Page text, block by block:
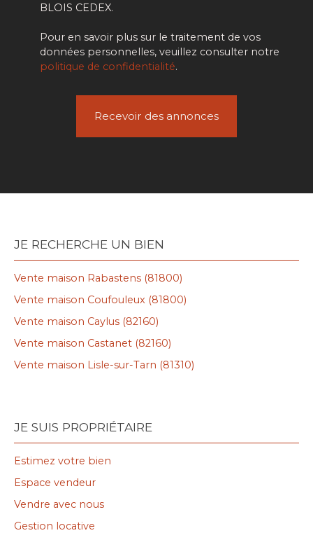
BLOIS CEDEX.
Pour en savoir plus sur le traitement de vos
données personnelles, veuillez consulter notre
politique de confidentialité.
Recevoir des annonces
JE RECHERCHE UN BIEN
Vente maison Rabastens (81800)
Vente maison Coufouleux (81800)
Vente maison Caylus (82160)
Vente maison Castanet (82160)
Vente maison Lisle-sur-Tarn (81310)
JE SUIS PROPRIÉTAIRE
Estimez votre bien
Espace vendeur
Vendre avec nous
Gestion locative